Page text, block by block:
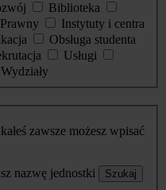
Biblioteka
Instytuty i centra
Obsługa studenta
Usługi
Wydziały
zawsze możesz wpisać
nazwę jednostki Szukaj